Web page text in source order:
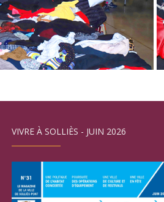
VIVRE À SOLLIÈS - JUIN 2026